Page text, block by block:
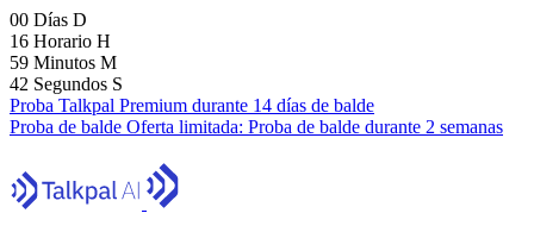
00 Días D
16 Horario H
59 Minutos M
41 Segundos S
Proba Talkpal Premium durante 14 días de balde
Proba de balde Oferta limitada: Proba de balde durante 2 semanas